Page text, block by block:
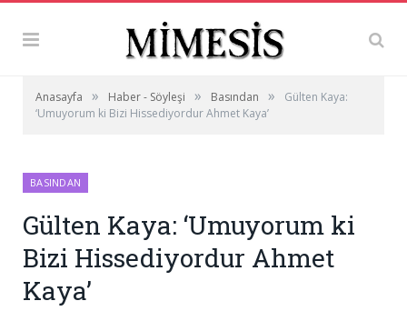
Anasayfa » Haber - Söyleşi » Basından »
Gülten Kaya:
‘Umuyorum ki Bizi Hissediyordur Ahmet Kaya’
BASINDAN
Gülten Kaya: ‘Umuyorum ki
Bizi Hissediyordur Ahmet
Kaya’